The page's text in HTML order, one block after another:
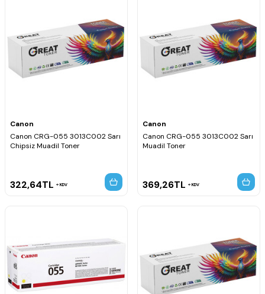
Canon
Canon CRG-055 3013C002 Sarı
Chipsiz Muadil Toner
322,64TL KDV
Canon
Canon CRG-055 3013C002 Sarı
Muadil Toner
369,26TL KDV